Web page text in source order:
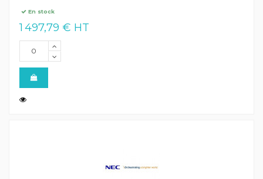
En stock
1 497,79 € HT